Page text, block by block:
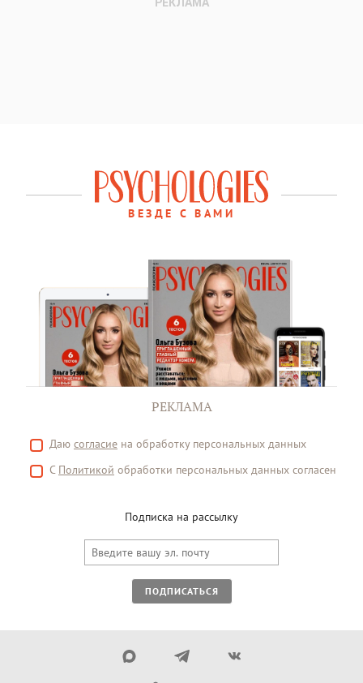
ВЕЗДЕ С ВАМИ
РЕКЛАМА
Даю согласие на обработку персональных данных
С Политикой обработки персональных данных согласен
Подписка на рассылку
ПОДПИСАТЬСЯ